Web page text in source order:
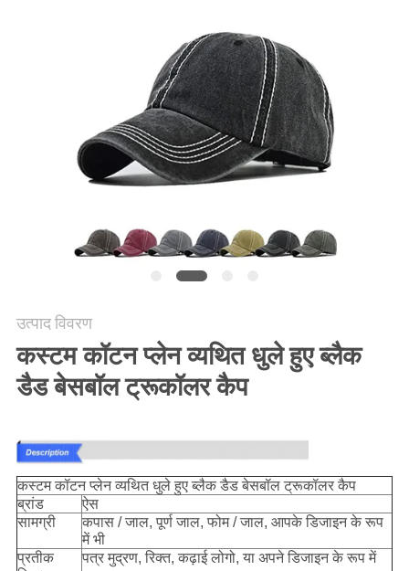
POLICY
उत्पाद विवरण
कस्टम कॉटन प्लेन व्यथित धुले हुए ब्लैक
डैड बेसबॉल ट्रूकॉलर कैप
कस्टम कॉटन प्लेन व्यथित धुले हुए ब्लैक डैड बेसबॉल ट्रूकॉलर कैप
ब्रांड
ऐस
सामग्री
कपास / जाल, पूर्ण जाल, फोम / जाल, आपके डिजाइन के रूप
में भी
प्रतीक
पत्र मुद्रण, रिक्त, कढ़ाई लोगो, या अपने डिजाइन के रूप में